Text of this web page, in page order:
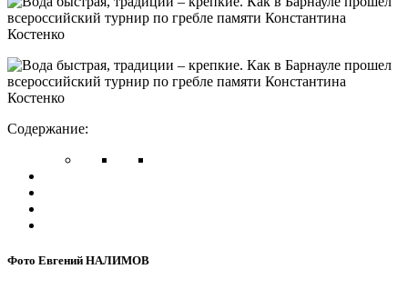
Содержание:
Фото Евгений НАЛИМОВ